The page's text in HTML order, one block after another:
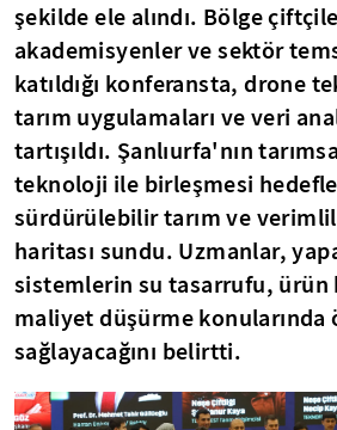
şekilde ele alındı. Bölge
akademisyenler ve sektör
katıldığı konferansta, drone
tarım uygulamaları ve veri
tartışıldı. Şanlıurfa'nın
teknoloji ile birleşmesi
sürdürülebilir tarım ve
haritası sundu. Uzmanlar,
sistemlerin su tasarrufu, ürün
maliyet düşürme
sağlayacağını belirtti.